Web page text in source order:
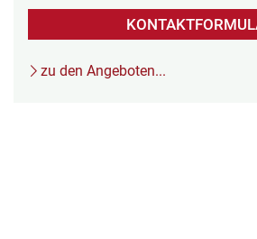
zu den Angeboten...